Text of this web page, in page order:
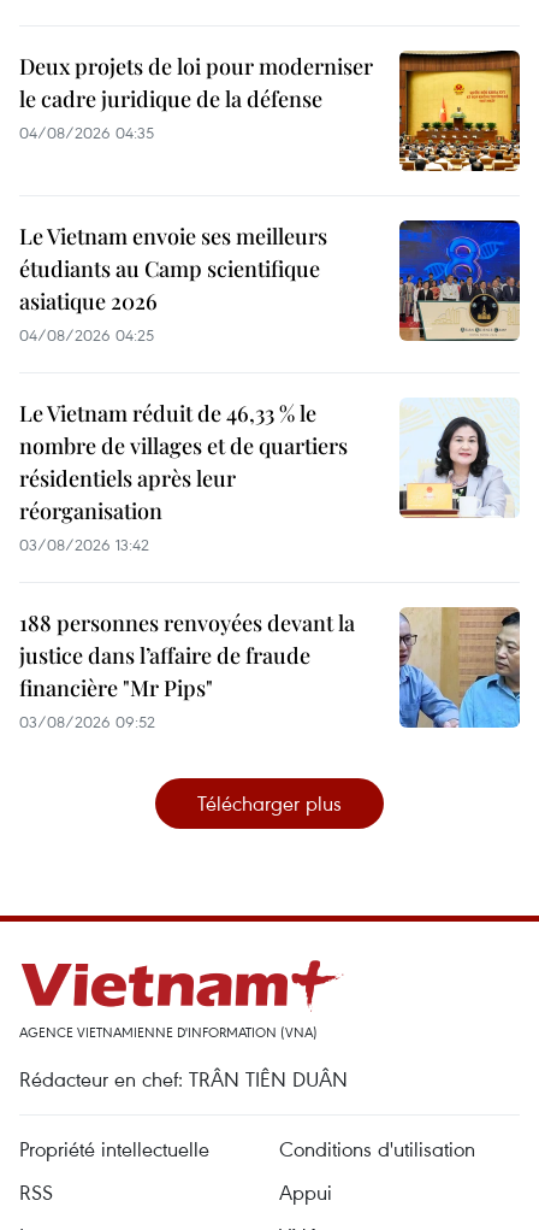
Deux projets de loi pour moderniser
le cadre juridique de la défense
04/08/2026 04:35
Le Vietnam envoie ses meilleurs
étudiants au Camp scientifique
asiatique 2026
04/08/2026 04:25
Le Vietnam réduit de 46,33 % le
nombre de villages et de quartiers
résidentiels après leur
réorganisation
03/08/2026 13:42
188 personnes renvoyées devant la
justice dans l’affaire de fraude
financière "Mr Pips"
03/08/2026 09:52
Télécharger plus
AGENCE VIETNAMIENNE D'INFORMATION (VNA)
Rédacteur en chef: TRÂN TIÊN DUÂN
Propriété intellectuelle
Conditions d'utilisation
RSS
Appui